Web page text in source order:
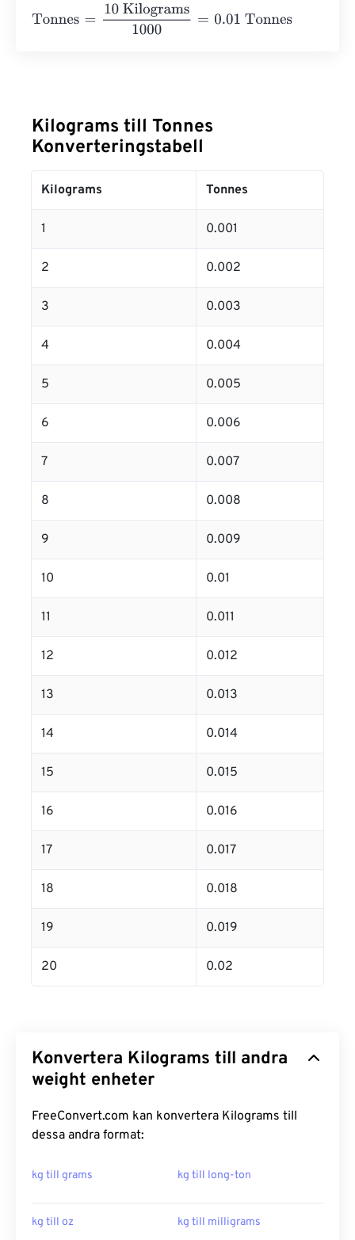
Tonnes
10 Kilograms1000= Tonnes
Kilograms till Tonnes
Konverteringstabell
Kilograms Tonnes
1 0.001
2 0.002
3 0.003
4 0.004
5 0.005
6 0.006
7 0.007
8 0.008
9 0.009
10 0.01
11 0.011
12 0.012
13 0.013
14 0.014
15 0.015
16 0.016
17 0.017
18 0.018
19 0.019
20 0.02
Konvertera Kilograms till andra
weight enheter
FreeConvert.com kan konvertera Kilograms till
dessa andra format:
kg till grams kg till long-ton
kg till oz kg till milligrams